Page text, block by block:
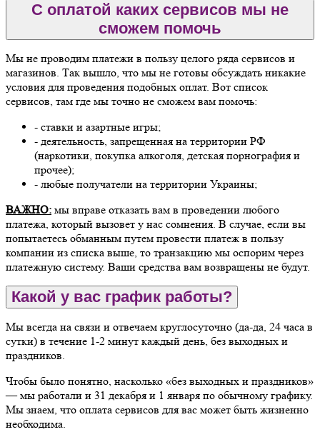
С оплатой каких сервисов мы не
сможем помочь
Мы не проводим платежи в пользу целого ряда сервисов и
магазинов. Так вышло, что мы не готовы обсуждать никакие
условия для проведения подобных оплат. Вот список
сервисов, там где мы точно не сможем вам помочь:
- ставки и азартные игры;
- деятельность, запрещенная на территории РФ
(наркотики, покупка алкоголя, детская порнография и
прочее);
- любые получатели на территории Украины;
ВАЖНО: мы вправе отказать вам в проведении любого
платежа, который вызовет у нас сомнения. В случае, если вы
попытаетесь обманным путем провести платеж в пользу
компании из списка выше, то транзакцию мы оспорим через
платежную систему. Ваши средства вам возвращены не будут.
Какой у вас график работы?
Мы всегда на связи и отвечаем круглосуточно (да-да, 24 часа в
сутки) в течение 1-2 минут каждый день, без выходных и
праздников.
Чтобы было понятно, насколько «без выходных и праздников»
— мы работали и 31 декабря и 1 января по обычному графику.
Мы знаем, что оплата сервисов для вас может быть жизненно
необходима.